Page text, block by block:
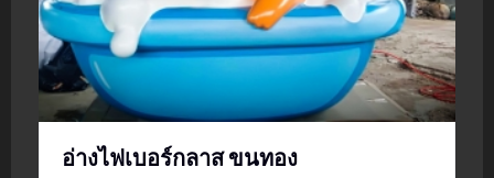
อ่างไฟเบอร์กลาส ขนทอง